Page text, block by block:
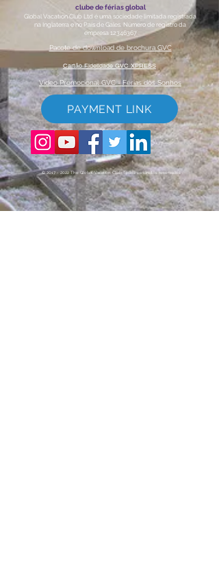
clube de férias global
Global Vacation Club Ltd é uma sociedade limitada registrada
na Inglaterra e no País de Gales. Número de registro da
empresa 12346367
Pacote de download de brochura GVC
Cartão Fidelidade GVC XPRESS
Vídeo Promocional GVC - Férias dos Sonhos
PAYMENT LINK
© 2017 - 2022The Global Vacation Club Todos os direitos reservados